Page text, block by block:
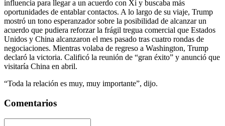
influencia para llegar a un acuerdo con Xi y buscaba más
oportunidades de entablar contactos. A lo largo de su viaje, Trump
mostró un tono esperanzador sobre la posibilidad de alcanzar un
acuerdo que pudiera reforzar la frágil tregua comercial que Estados
Unidos y China alcanzaron el mes pasado tras cuatro rondas de
negociaciones. Mientras volaba de regreso a Washington, Trump
declaró la victoria. Calificó la reunión de “gran éxito” y anunció que
visitaría China en abril.
“Toda la relación es muy, muy importante”, dijo.
Comentarios